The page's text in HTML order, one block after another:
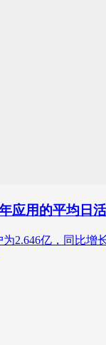
应用的平均
2.646亿，同比